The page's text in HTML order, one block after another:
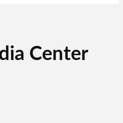
Center